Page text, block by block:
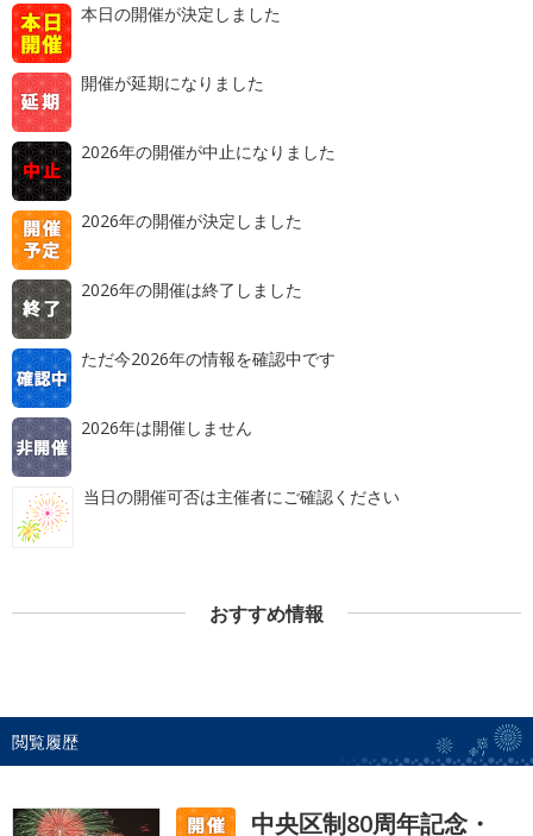
本日の開催が決定しました
開催が延期になりました
2026年の開催が中止になりました
2026年の開催が決定しました
2026年の開催は終了しました
ただ今2026年の情報を確認中です
2026年は開催しません
当日の開催可否は主催者にご確認ください
おすすめ情報
閲覧履歴
中央区制80周年記念・